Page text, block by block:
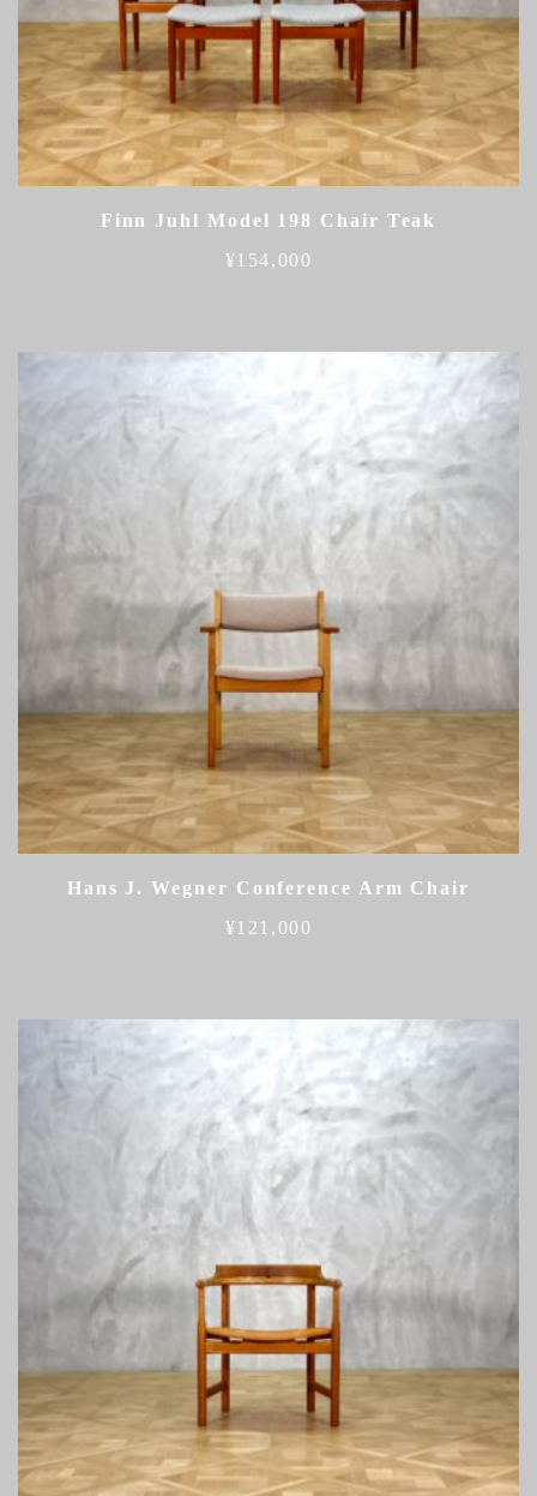
Finn Juhl Model 198 Chair Teak
¥154,000
Hans J. Wegner Conference Arm Chair
¥121,000